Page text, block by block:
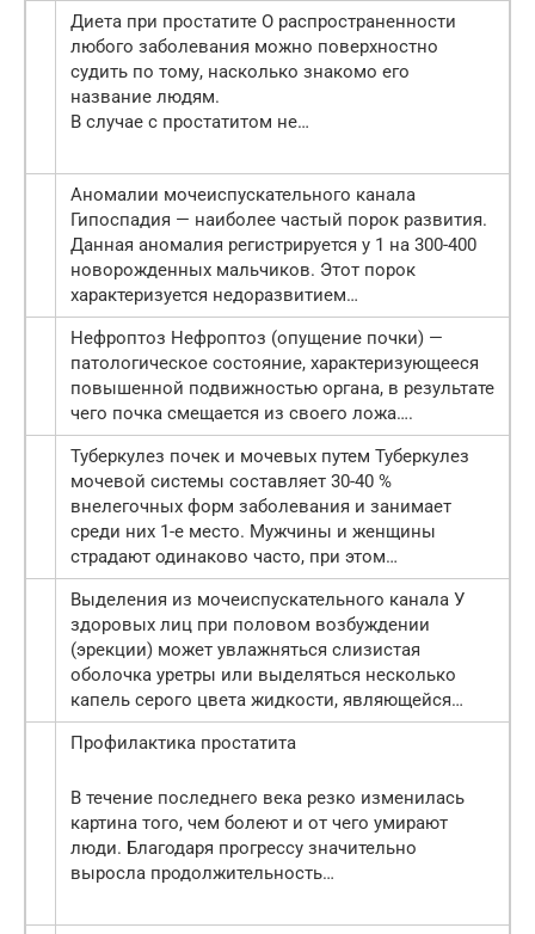
Диета при простатите О распространенности
любого заболевания можно поверхностно
судить по тому, насколько знакомо его
название людям.
В случае с простатитом не…
Аномалии мочеиспускательного канала
Гипоспадия — наиболее частый порок развития.
Данная аномалия регистрируется у 1 на 300-400
новорожденных мальчиков. Этот порок
характеризуется недоразвитием…
Нефроптоз Нефроптоз (опущение почки) —
патологическое состояние, характеризующееся
повышенной подвижностью органа, в результате
чего почка смещается из своего ложа….
Туберкулез почек и мочевых путем Туберкулез
мочевой системы составляет 30-40 %
внелегочных форм заболевания и занимает
среди них 1-е место. Мужчины и женщины
страдают одинаково часто, при этом…
Выделения из мочеиспускательного канала У
здоровых лиц при половом возбуждении
(эрекции) может увлажняться слизистая
оболочка уретры или выделяться несколько
капель серого цвета жидкости, являющейся…
Профилактика простатита
В течение последнего века резко изменилась
картина того, чем болеют и от чего умирают
люди. Благодаря прогрессу значительно
выросла продолжительность…